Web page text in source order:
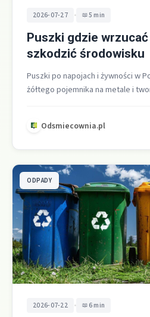
2026-07-27 • 5 min
Puszki gdzie
szkodzić środowisku
Puszki po napojach i żywności w
żółtego pojemnika na metale i
Odsmiecownia.pl
ODPADY
2026-07-22 • 6 min